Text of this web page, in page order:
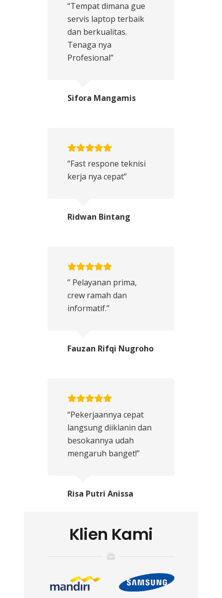
“Tempat dimana gue
servis laptop terbaik
dan berkualitas.
Tenaga nya
Profesional”
Sifora Mangamis
“Fast respone teknisi
kerja nya cepat”
Ridwan Bintang
” Pelayanan prima,
crew ramah dan
informatif.”
Fauzan Rifqi Nugroho
“Pekerjaannya cepat
langsung diiklanin dan
besokannya udah
mengaruh banget!”
Risa Putri Anissa
Klien Kami